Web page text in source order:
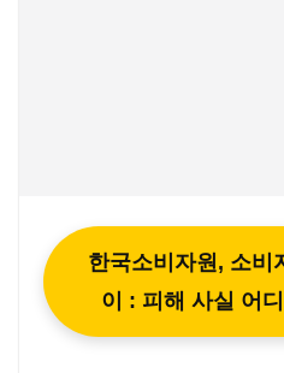
한국소비자원, 소비
이 : 피해 사실 어